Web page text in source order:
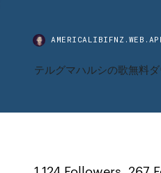
テルグマハルシの歌無料